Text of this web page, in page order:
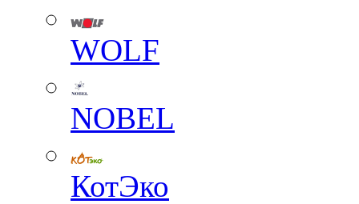
WOLF
NOBEL
КотЭко